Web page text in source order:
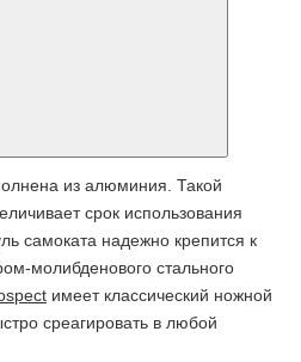
из алюминия. Такой
срок использования
самоката надежно крепится к
молибденового стального
имеет классический ножной
среагировать в любой